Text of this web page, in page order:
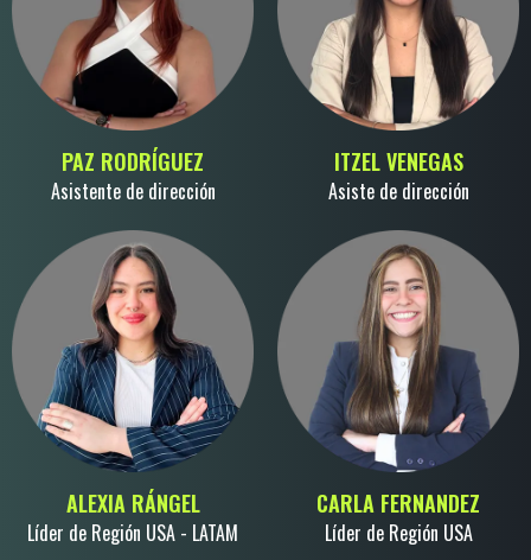
PAZ RODRÍGUEZ
Asistente de dirección
ITZEL VENEGAS
Asiste de dirección
ALEXIA RÁNGEL
Líder de Región USA - LATAM
CARLA FERNANDEZ
Líder de Región USA